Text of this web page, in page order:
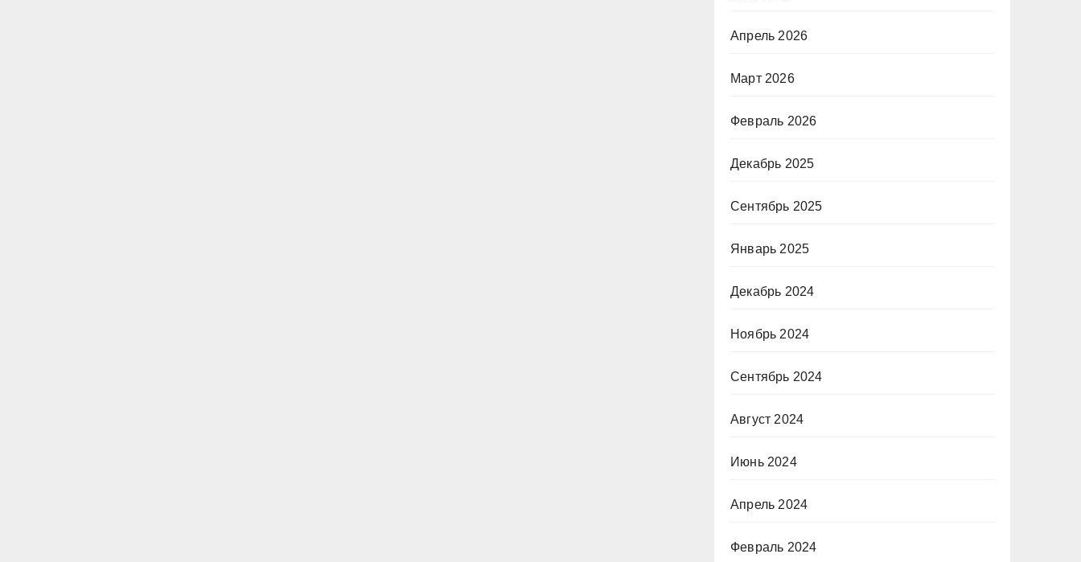
Апрель 2026
Март 2026
Февраль 2026
Декабрь 2025
Сентябрь 2025
Январь 2025
Декабрь 2024
Ноябрь 2024
Сентябрь 2024
Август 2024
Июнь 2024
Апрель 2024
Февраль 2024